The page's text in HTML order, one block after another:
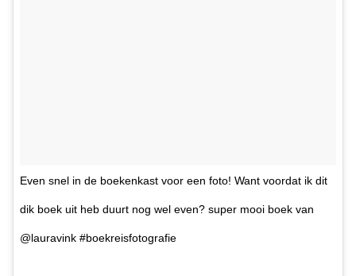
Even snel in de boekenkast voor een foto! Want voordat ik dit
dik boek uit heb duurt nog wel even? super mooi boek van
@lauravink #boekreisfotografie